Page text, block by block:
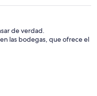
por
de verdad.
que ofrece el